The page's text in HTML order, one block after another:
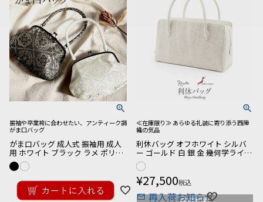
振袖や卒業袴に合わせたい、アンティーク調
がま口バッグ
がま口バッグ 成人式 振袖用 成人
用 ホワイト ブラック ラメ ポリエ
ステル 中国製 振袖 卒業袴 振り袖
ママ振
8,800税込
≪在庫限り≫ あらゆる礼装に寄り添う西陣
織の気品
利休バッグ オフホワイト シルバ
ー ゴールド 白 銀 金 幾何学ライン
西陣織 正絹帯地 日本製 訪問着 礼
装用 フォーマル
¥27,500税込
再入荷お知らせ